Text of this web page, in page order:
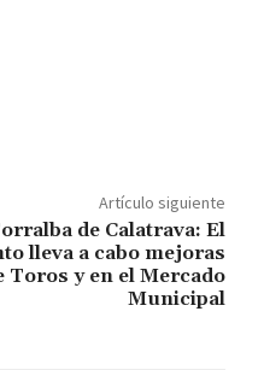
Artículo siguiente
de Calatrava: El
lleva a cabo mejoras
Toros y en el Mercado
Municipal